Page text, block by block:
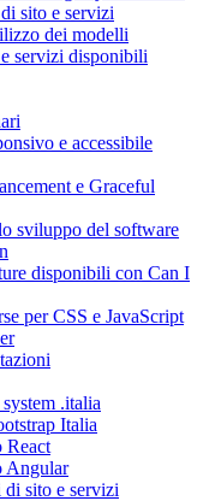
sito e servizi
dei modelli
servizi disponibili
e accessibile
e Graceful
sviluppo del software
disponibili con Can I
per CSS e JavaScript
.italia
Italia
React
Angular
sito e servizi